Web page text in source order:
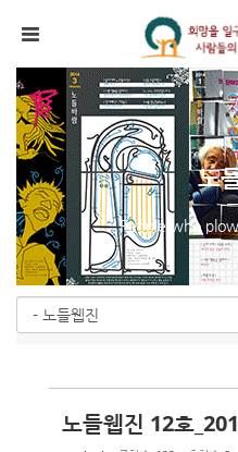
노
People who
노들웹진 12호